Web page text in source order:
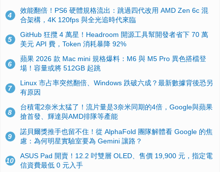
4
效能翻倍！PS6 硬體規格流出：跳過四代改用 AMD Zen 6c 混
合架構，4K 120fps 與全光追時代來臨
5
GitHub 狂攬 4 萬星！Headroom 開源工具幫開發者省下 70 萬
美元 API 費，Token 消耗暴降 92%
6
蘋果 2026 款 Mac mini 規格爆料：M6 與 M5 Pro 異色搭檔登
場！容量或將 512GB 起跳
7
Linux 市占率突然翻倍、Windows 跌破六成？最新數據背後恐另
有原因
8
台積電2奈米太猛了！流片量是3奈米同期的4倍，Google與蘋果
搶首發、輝達與AMD排隊等產能
9
諾貝爾獎推手也留不住！從 AlphaFold 團隊解體看 Google 的焦
慮：為何明星實驗室要為 Gemini 讓路？
10
ASUS Pad 開賣！12.2 吋雙層 OLED、售價 19,900 元，指定電
信資費最低 0 元入手